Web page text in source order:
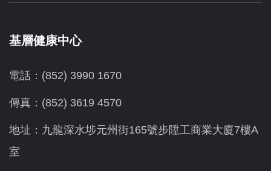
基層健康中心
電話：(852) 3990 1670
傳真：(852) 3619 4570
地址：九龍深水埗元州街165號步陞工商業大廈7樓A
室